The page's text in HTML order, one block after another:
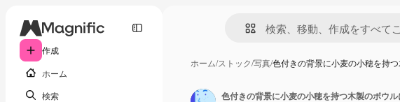
作成
ホーム
検索
ホーム/ストック/写真/色付きの背景に小麦の小穂を持